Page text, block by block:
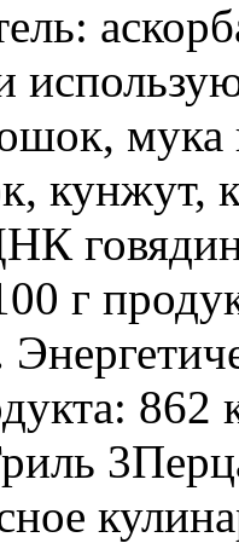
мука
кунжут,
г
862